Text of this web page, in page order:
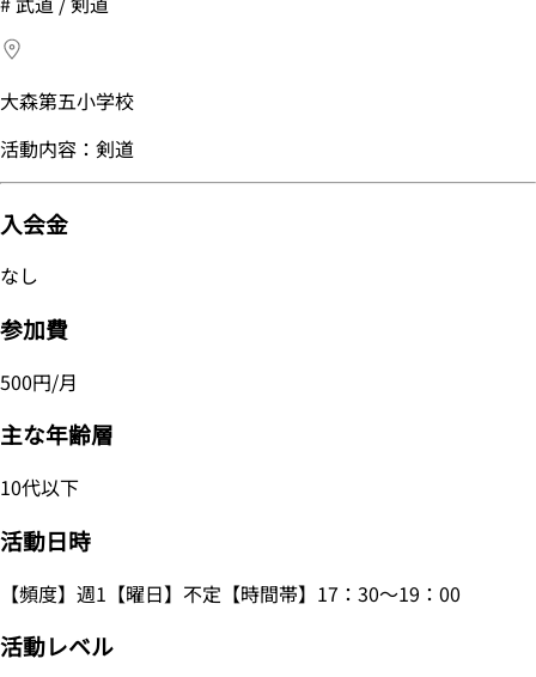
大森第五小学校
活動内容：剣道
入会金
なし
参加費
500円/月
主な年齢層
10代以下
活動日時
【頻度】週1【曜日】不定【時間帯】17：30～19：00
活動レベル